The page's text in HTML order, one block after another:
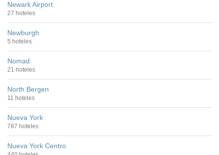
Newark Airport
27 hoteles
Newburgh
5 hoteles
Nomad
21 hoteles
North Bergen
11 hoteles
Nueva York
787 hoteles
Nueva York Centro